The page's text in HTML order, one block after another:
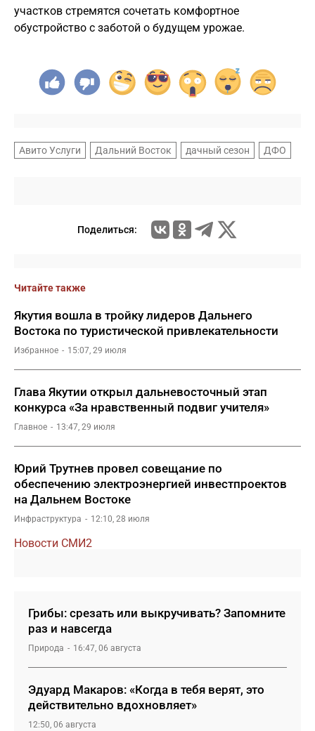
участков стремятся сочетать комфортное
обустройство с заботой о будущем урожае.
Авито Услуги Дальний Восток дачный сезон ДФО
Поделиться:
Читайте также
Якутия вошла в тройку лидеров Дальнего
Востока по туристической привлекательности
Избранное 15:07, 29 июля
Глава Якутии открыл дальневосточный этап
конкурса «За нравственный подвиг учителя»
Главное 13:47, 29 июля
Юрий Трутнев провел совещание по
обеспечению электроэнергией инвестпроектов
на Дальнем Востоке
Инфраструктура 12:10, 28 июля
Новости СМИ2
Грибы: срезать или выкручивать? Запомните
раз и навсегда
Природа 16:47, 06 августа
Эдуард Макаров: «Когда в тебя верят, это
действительно вдохновляет»
12:50, 06 августа